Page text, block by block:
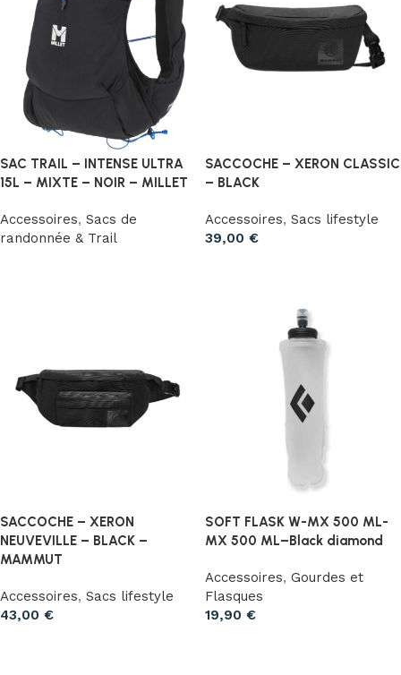
SAC TRAIL – INTENSE ULTRA
15L – MIXTE – NOIR – MILLET
Accessoires, Sacs de
randonnée & Trail
SACCOCHE – XERON CLASSIC
– BLACK
Accessoires, Sacs lifestyle
39,00 €
SACCOCHE – XERON
NEUVEVILLE – BLACK –
MAMMUT
Accessoires, Sacs lifestyle
43,00 €
SOFT FLASK W-MX 500 ML-
MX 500 ML–Black diamond
Accessoires, Gourdes et
Flasques
19,90 €